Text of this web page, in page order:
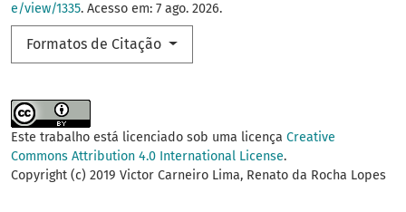
e/view/1335. Acesso em: 7 ago. 2026.
Formatos de Citação
Este trabalho está licenciado sob uma licença Creative
Commons Attribution 4.0 International License.
Copyright (c) 2019 Victor Carneiro Lima, Renato da Rocha Lopes